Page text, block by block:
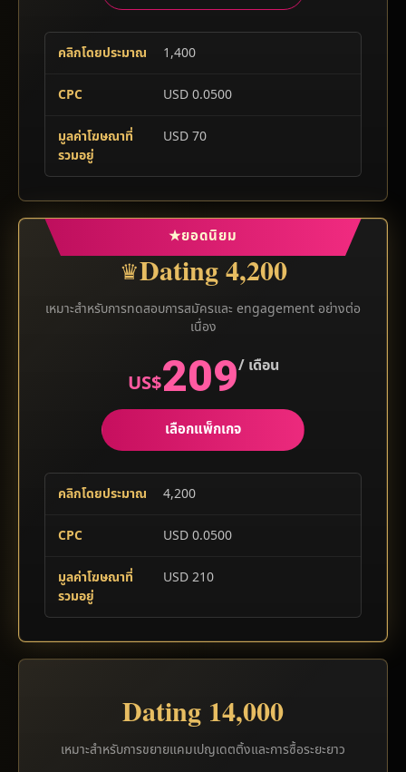
คลิกโดยประมาณ 1,400
CPC USD 0.0500
มูลค่าโฆษณาที่
รวมอยู่
USD 70
★ยอดนิยม
♛Dating 4,200
เหมาะสำหรับการทดสอบการสมัครและ engagement อย่างต่อ
เนื่อง
US$209/ เดือน
เลือกแพ็กเกจ
คลิกโดยประมาณ 4,200
CPC USD 0.0500
มูลค่าโฆษณาที่
รวมอยู่
USD 210
Dating 14,000
เหมาะสำหรับการขยายแคมเปญเดตติ้งและการซื้อระยะยาว